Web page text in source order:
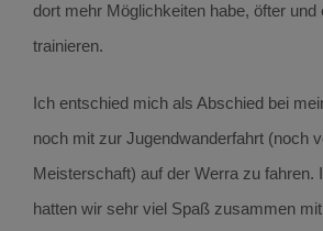
dort mehr Möglichkeiten habe, öfter und
trainieren.
Ich entschied mich als Abschied bei
noch mit zur Jugendwanderfahrt (noch
Meisterschaft) auf der Werra zu fahren.
hatten wir sehr viel Spaß zusammen